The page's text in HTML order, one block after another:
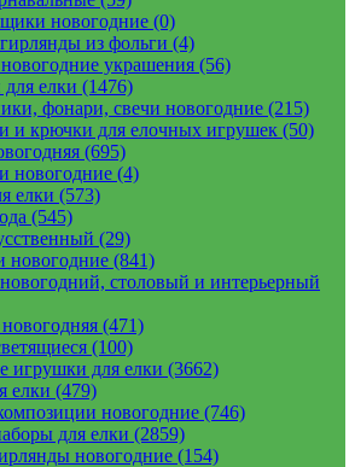
новогодние (0)
из фольги (4)
украшения (56)
елки (1476)
фонари, свечи новогодние (215)
и крючки для елочных игрушек (50)
(695)
новогодние (4)
елки (573)
(545)
(29)
новогодние (841)
столовый и интерьерный
(471)
(100)
игрушки для елки (3662)
елки (479)
новогодние (746)
для елки (2859)
новогодние (154)